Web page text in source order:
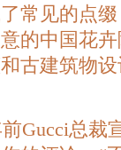
常见的点缀
的中国花
古建筑物
Gucci总裁